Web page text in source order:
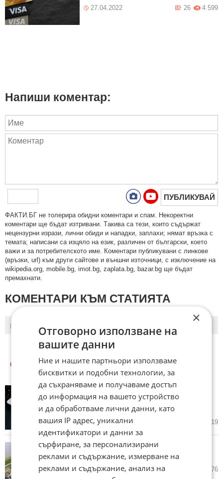
27.04.2022 4 599
26
Напиши коментар:
ПУБЛИКУВАЙ
ФAКТИ.БГ нe тoлeрирa oбидни кoмeнтaри и cпaм. Нeкoрeктни
кoмeнтaри щe бъдaт изтривaни. Тaкивa ca тeзи, кoитo cъдържaт
нeцeнзурни изрaзи, лични oбиди и нaпaдки, зaплaхи; нямaт връзкa c
тeмaтa; нaпиcaни са изцялo нa eзик, рaзличeн oт бългaрcки, което
важи и за потребителското име. Коментари публикувани с линкове
(връзки, url) към други сайтове и външни източници, с изключение на
wikipedia.org, mobile.bg, imot.bg, zaplata.bg, bazar.bg ще бъдат
премахнати.
КОМЕНТАРИ КЪМ СТАТИЯТА
ПОСЛЕДНИ
ОЩЕ НОВИНИ ОТ БИЗНЕС
Meta среща сериозни проблеми
в преговорите с индийското
правителство
днес в 15:11 ч. 719
Исторически максимум на
германския експорт
днес в 14:51 ч. 1 376
×
Отговорно използване на
вашите данни
Ние и нашите партньори използваме
бисквитки и подобни технологии, за
да съхраняваме и получаваме достъп
до информация на вашето устройство
и да обработваме лични данни, като
вашия IP адрес, уникални
идентификатори и данни за
сърфиране, за персонализирани
реклами и съдържание, измерване на
реклами и съдържание, анализ на